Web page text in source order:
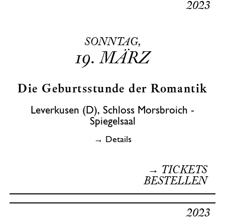
SONNTAG,
19. MÄRZ
2023
Die Geburtsstunde der Romantik
Leverkusen (D), Schloss Morsbroich -
Spiegelsaal
→ Details
→ TICKETS
BESTELLEN
2023